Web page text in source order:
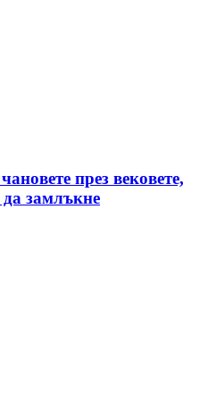
през вековете,
замлъкне